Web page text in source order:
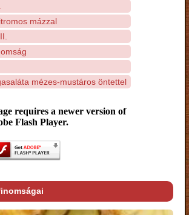
mázzal
mézes-mustáros öntettel
requires a newer version of
Flash Player.